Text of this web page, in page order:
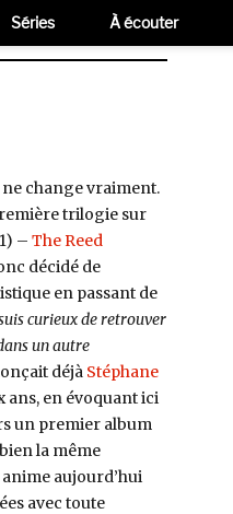
change vraiment.
trilogie sur
– The Reed
décidé de
en passant de
curieux de retrouver
un autre
déjà Stéphane
ans, en évoquant ici
un premier album
la même
aujourd’hui
avec toute
Séries À écouter